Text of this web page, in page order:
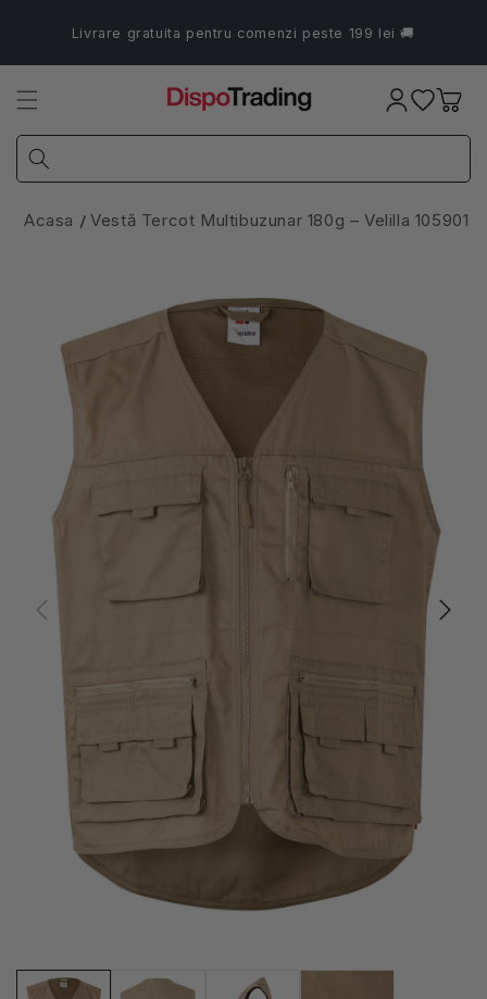
conținutLivrare gratuita pentru comenzi peste 199 lei 🚚
Coș
Acasa Vestă Tercot Multibuzunar 180g – Velilla 105901